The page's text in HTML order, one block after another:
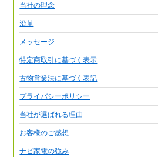
当社の理念
沿革
メッセージ
特定商取引に基づく表示
古物営業法に基づく表記
プライバシーポリシー
当社が選ばれる理由
お客様のご感想
ナビ家電の強み